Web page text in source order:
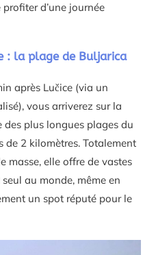
d’une journée
: la plage de Buljarica
après Lučice (via un
vous arriverez sur la
des plus longues plages du
de 2 kilomètres. Totalement
masse, elle offre de vastes
au monde, même en
un spot réputé pour le